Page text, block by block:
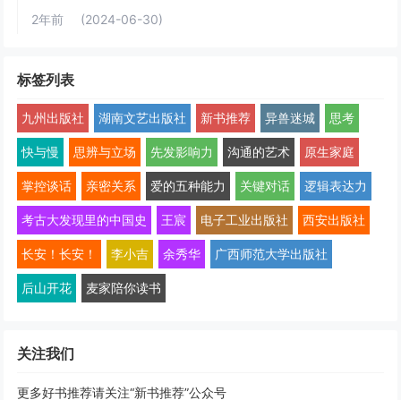
2年前
(2024-06-30)
标签列表
九州出版社 湖南文艺出版社 新书推荐 异兽迷城 思考
快与慢 思辨与立场 先发影响力 沟通的艺术 原生家庭
掌控谈话 亲密关系 爱的五种能力 关键对话 逻辑表达力
考古大发现里的中国史 王宸 电子工业出版社 西安出版社
长安！长安！ 李小吉 余秀华 广西师范大学出版社
后山开花 麦家陪你读书
关注我们
更多好书推荐请关注“新书推荐”公众号